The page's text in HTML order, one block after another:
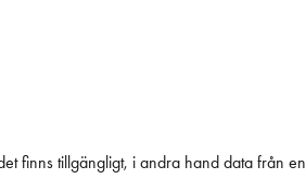
finns tillgängligt, i andra hand data från